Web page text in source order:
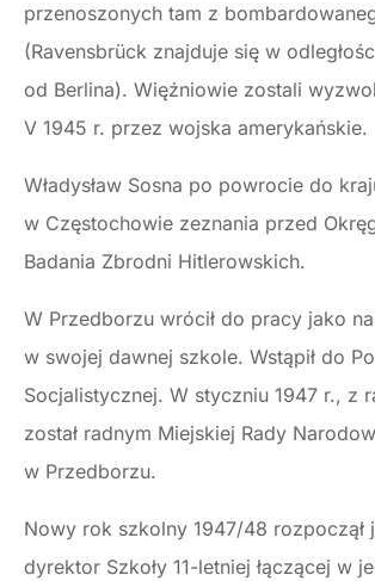
przenoszonych tam z
(Ravensbrück znajduje się w
od Berlina). Więźniowie zostali
V 1945 r. przez wojska amerykańskie.
Władysław Sosna po powrocie do
w Częstochowie zeznania przed
Badania Zbrodni Hitlerowskich.
W Przedborzu wrócił do pracy jako
w swojej dawnej szkole. Wstąpił do
Socjalistycznej. W styczniu 1947 r., z
został radnym Miejskiej Rady
w Przedborzu.
Nowy rok szkolny 1947/48 rozpoczął
dyrektor Szkoły 11-letniej łączącej w